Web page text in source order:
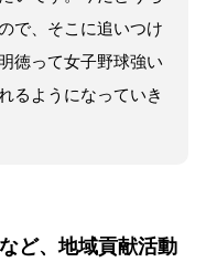
で、そこに追いつけ
徳って女子野球強い
るようになっていき
ど、地域貢献活動